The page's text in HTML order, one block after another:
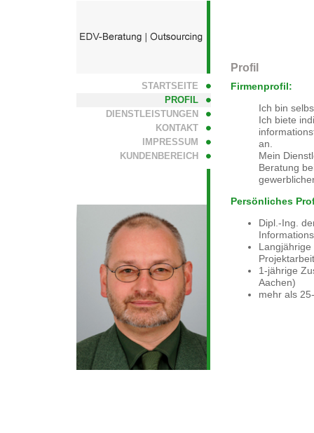
Profil
STARTSEITE
PROFIL
DIENSTLEISTUNGEN
KONTAKT
IMPRESSUM
KUNDENBEREICH
Firmenprofil:
Ich bin
Ich biete
an.
Mein
Beratung
Persönliches
Dipl.-Ing.
1-jährige
Aachen)
mehr als